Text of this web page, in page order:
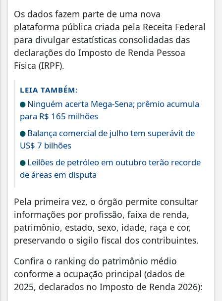
Os dados fazem parte de uma nova
plataforma pública criada pela Receita Federal
para divulgar estatísticas consolidadas das
declarações do Imposto de Renda Pessoa
Física (IRPF).
LEIA TAMBÉM:
Ninguém acerta Mega-Sena; prêmio acumula
para R$ 165 milhões
Balança comercial de julho tem superávit de
US$ 7 bilhões
Leilões de petróleo em outubro terão recorde
de áreas em disputa
Pela primeira vez, o órgão permite consultar
informações por profissão, faixa de renda,
patrimônio, estado, sexo, idade, raça e cor,
preservando o sigilo fiscal dos contribuintes.
Confira o ranking do patrimônio médio
conforme a ocupação principal (dados de
2025, declarados no Imposto de Renda 2026):